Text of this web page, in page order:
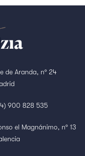
de Aranda, nº 24
900 828 535
el Magnánimo, nº 13